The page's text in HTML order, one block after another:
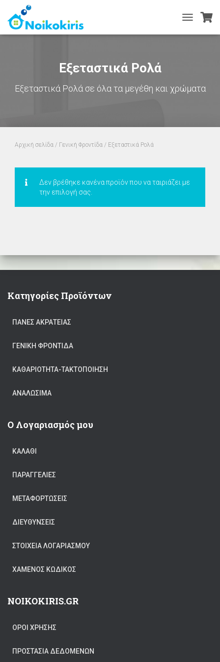
TOGGLE
NAVIGATION
Εξεταστικά Ρολά
Εξεταστικά Ρολά σε όλα τα μεγέθη και χρώματα
Αρχική σελίδα / Γενική Φροντίδα / Εξεταστικά Ρολά
Δεν βρέθηκε κανένα προϊόν που να ταιριάζει με
την επιλογή σας.
Κατηγορίες Προϊόντων
ΠΆΝΕΣ ΑΚΡΆΤΕΙΑΣ
ΓΕΝΙΚΉ ΦΡΟΝΤΊΔΑ
ΚΑΘΑΡΙΟΤΗΤΑ-ΤΑΚΤΟΠΟΙΗΣΗ
ΑΝΑΛΏΣΙΜΑ
Ο Λογαριασμός μου
ΚΑΛΆΘΙ
ΠΑΡΑΓΓΕΛΊΕΣ
ΜΕΤΑΦΟΡΤΏΣΕΙΣ
ΔΙΕΥΘΎΝΣΕΙΣ
ΣΤΟΙΧΕΊΑ ΛΟΓΑΡΙΑΣΜΟΎ
ΧΑΜΈΝΟΣ ΚΩΔΙΚΌΣ
NOIKOKIRIS.GR
ΟΡΟΙ ΧΡΗΣΗΣ
ΠΡΟΣΤΑΣΊΑ ΔΕΔΟΜΈΝΩΝ